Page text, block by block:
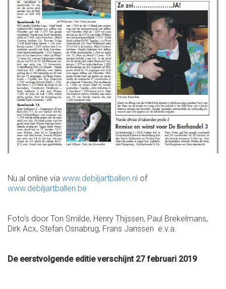
Nu al online via www.debiljartballen.nl of
www.debiljartballen.be
Foto’s door Ton Smilde, Henry Thijssen, Paul Brekelmans,
Dirk Acx, Stefan Osnabrug, Frans Janssen e.v.a.
De eerstvolgende editie verschijnt 27 februari 2019